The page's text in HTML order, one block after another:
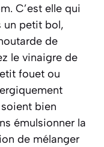
C’est elle qui
un petit bol,
de
le vinaigre de
fouet ou
bien
émulsionner la
de mélanger